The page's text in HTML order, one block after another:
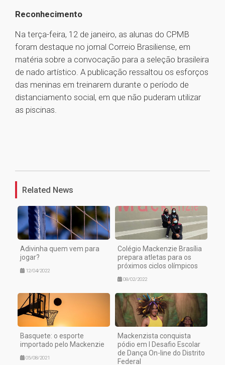
Reconhecimento
Na terça-feira, 12 de janeiro, as alunas do CPMB
foram destaque no jornal Correio Brasiliense, em
matéria sobre a convocação para a seleção brasileira
de nado artístico. A publicação ressaltou os esforços
das meninas em treinarem durante o período de
distanciamento social, em que não puderam utilizar
as piscinas.
Related News
Adivinha quem vem para
jogar?
12/04/2022
Colégio Mackenzie Brasília
prepara atletas para os
próximos ciclos olímpicos
08/02/2022
Basquete: o esporte
importado pelo Mackenzie
05/08/2021
Mackenzista conquista
pódio em I Desafio Escolar
de Dança On-line do Distrito
Federal